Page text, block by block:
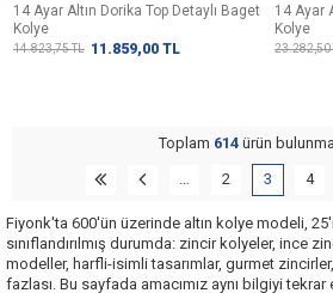
14 Ayar Altın Dorika Top Detaylı Baget
Kolye
14.823,75TL 11.859,00 TL
14 Ayar
Kolye
23.282,50
Toplam 614ürün
… 2 3 4
Fiyonk'ta 600'ün üzerinde altın kolye modeli,
sınıflandırılmış durumda: zincir kolyeler, ince
modeller, harfli-isimli tasarımlar, gurmet
fazlası. Bu sayfada amacımız aynı bilgiyi